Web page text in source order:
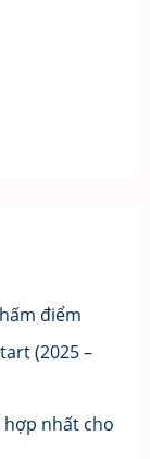
điểm
(2025 –
hợp nhất cho